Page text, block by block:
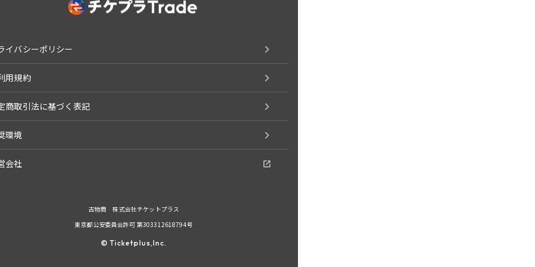
イバシーポリシー
用規約
商取引法に基づく表記
環境
会社
古物商 株式会社チケットプラス
東京都公安委員会許可 第303312618794号
© Ticketplus,Inc.